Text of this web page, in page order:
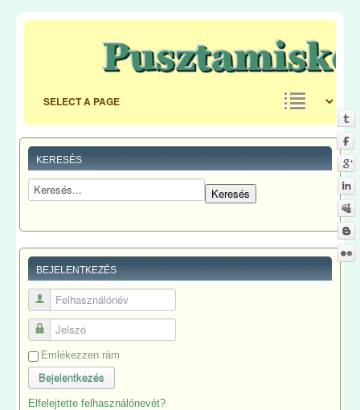
KERESÉS
BEJELENTKEZÉS
Felhasználónév
Jelszó
Emlékezzen rám
Bejelentkezés
Elfelejtette felhasználónevét?